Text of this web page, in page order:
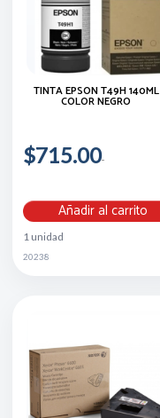
TINTA EPSON T49H 140ML
COLOR NEGRO
$715.00
Añadir al carrito
1 unidad
20238